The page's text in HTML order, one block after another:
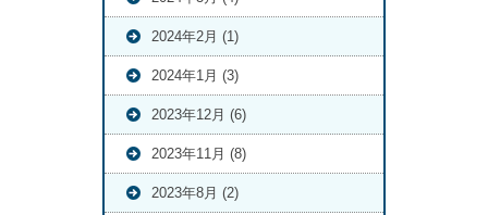
2024年2月 (1)
2024年1月 (3)
2023年12月 (6)
2023年11月 (8)
2023年8月 (2)